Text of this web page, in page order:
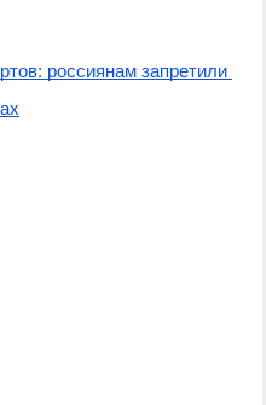
россиянам запретили